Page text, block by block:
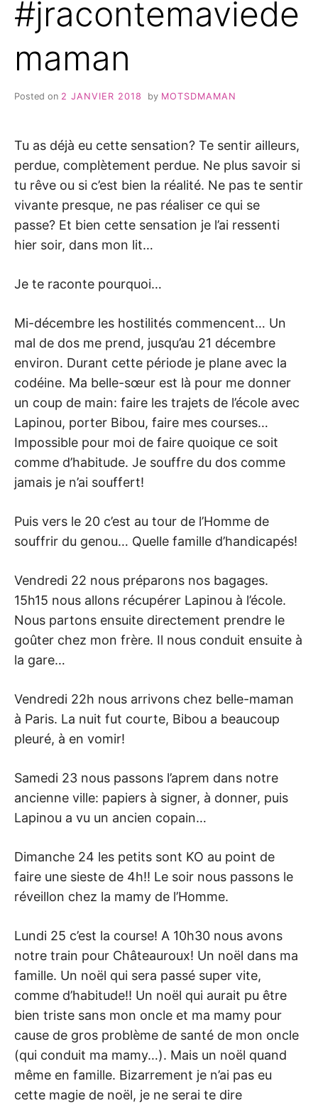
#jracontemaviede
maman
Posted on 2 JANVIER 2018 by MOTSDMAMAN
Tu as déjà eu cette sensation? Te sentir ailleurs,
perdue, complètement perdue. Ne plus savoir si
tu rêve ou si c’est bien la réalité. Ne pas te sentir
vivante presque, ne pas réaliser ce qui se
passe? Et bien cette sensation je l’ai ressenti
hier soir, dans mon lit…
Je te raconte pourquoi…
Mi-décembre les hostilités commencent… Un
mal de dos me prend, jusqu’au 21 décembre
environ. Durant cette période je plane avec la
codéine. Ma belle-sœur est là pour me donner
un coup de main: faire les trajets de l’école avec
Lapinou, porter Bibou, faire mes courses…
Impossible pour moi de faire quoique ce soit
comme d’habitude. Je souffre du dos comme
jamais je n’ai souffert!
Puis vers le 20 c’est au tour de l’Homme de
souffrir du genou… Quelle famille d’handicapés!
Vendredi 22 nous préparons nos bagages.
15h15 nous allons récupérer Lapinou à l’école.
Nous partons ensuite directement prendre le
goûter chez mon frère. Il nous conduit ensuite à
la gare…
Vendredi 22h nous arrivons chez belle-maman
à Paris. La nuit fut courte, Bibou a beaucoup
pleuré, à en vomir!
Samedi 23 nous passons l’aprem dans notre
ancienne ville: papiers à signer, à donner, puis
Lapinou a vu un ancien copain…
Dimanche 24 les petits sont KO au point de
faire une sieste de 4h!! Le soir nous passons le
réveillon chez la mamy de l’Homme.
Lundi 25 c’est la course! A 10h30 nous avons
notre train pour Châteauroux! Un noël dans ma
famille. Un noël qui sera passé super vite,
comme d’habitude!! Un noël qui aurait pu être
bien triste sans mon oncle et ma mamy pour
cause de gros problème de santé de mon oncle
(qui conduit ma mamy…). Mais un noël quand
même en famille. Bizarrement je n’ai pas eu
cette magie de noël, je ne serai te dire